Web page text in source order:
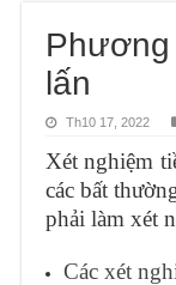
Phương
lấn
Th10 17, 2022
Xét nghiệm
các bất
phải làm xét
Các xét